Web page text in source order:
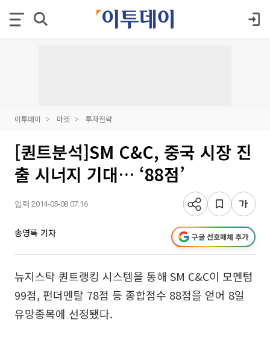
이투데이 마켓 투자전략
[퀀트분석]SM C&C, 중국 시장 진
출 시너지 기대… ‘88점’
입력 2014-05-08 07:16
송영록 기자 구글 선호매체 추가
뉴지스탁 퀀트랭킹 시스템을 통해 SM C&C이 모멘텀
99점, 펀더멘탈 78점 등 종합점수 88점을 얻어 8일
유망종목에 선정됐다.